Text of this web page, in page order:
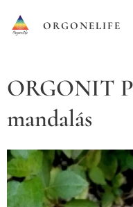
ORGONELIFE
ORGONIT
mandalás